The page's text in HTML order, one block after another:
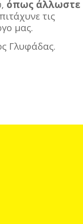
όπως άλλωστε
τις
μας.
Γλυφάδας.